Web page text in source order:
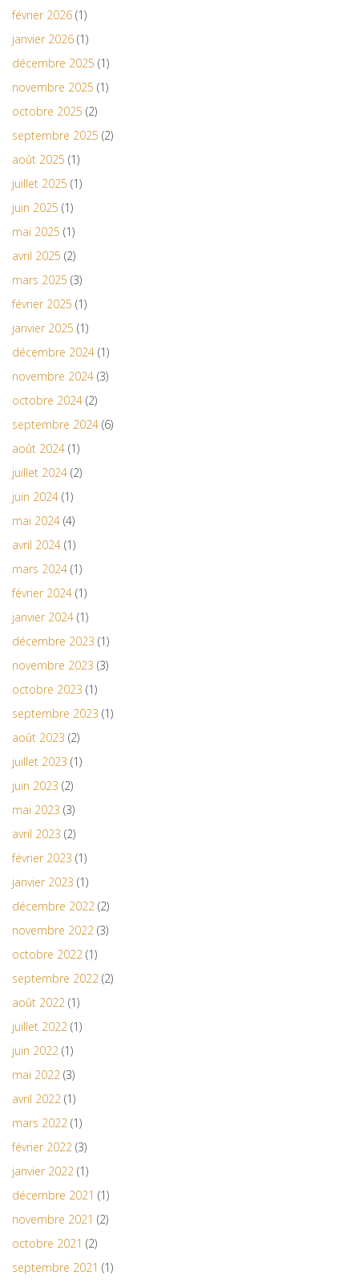
février 2026 (1)
janvier 2026 (1)
décembre 2025 (1)
novembre 2025 (1)
octobre 2025 (2)
septembre 2025 (2)
août 2025 (1)
juillet 2025 (1)
juin 2025 (1)
mai 2025 (1)
avril 2025 (2)
mars 2025 (3)
février 2025 (1)
janvier 2025 (1)
décembre 2024 (1)
novembre 2024 (3)
octobre 2024 (2)
septembre 2024 (6)
août 2024 (1)
juillet 2024 (2)
juin 2024 (1)
mai 2024 (4)
avril 2024 (1)
mars 2024 (1)
février 2024 (1)
janvier 2024 (1)
décembre 2023 (1)
novembre 2023 (3)
octobre 2023 (1)
septembre 2023 (1)
août 2023 (2)
juillet 2023 (1)
juin 2023 (2)
mai 2023 (3)
avril 2023 (2)
février 2023 (1)
janvier 2023 (1)
décembre 2022 (2)
novembre 2022 (3)
octobre 2022 (1)
septembre 2022 (2)
août 2022 (1)
juillet 2022 (1)
juin 2022 (1)
mai 2022 (3)
avril 2022 (1)
mars 2022 (1)
février 2022 (3)
janvier 2022 (1)
décembre 2021 (1)
novembre 2021 (2)
octobre 2021 (2)
septembre 2021 (1)